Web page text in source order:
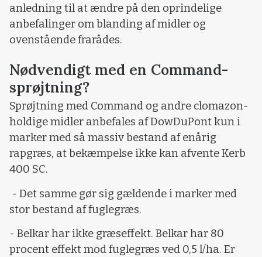
anledning til at ændre på den oprindelige
anbefalinger om blanding af midler og
ovenstående frarådes.
Nødvendigt med en Command-
sprøjtning?
Sprøjtning med Command og andre clomazon-
holdige midler anbefales af DowDuPont kun i
marker med så massiv bestand af enårig
rapgræs, at bekæmpelse ikke kan afvente Kerb
400 SC.
- Det samme gør sig gældende i marker med
stor bestand af fuglegræs.
- Belkar har ikke græseffekt. Belkar har 80
procent effekt mod fuglegræs ved 0,5 l/ha. Er